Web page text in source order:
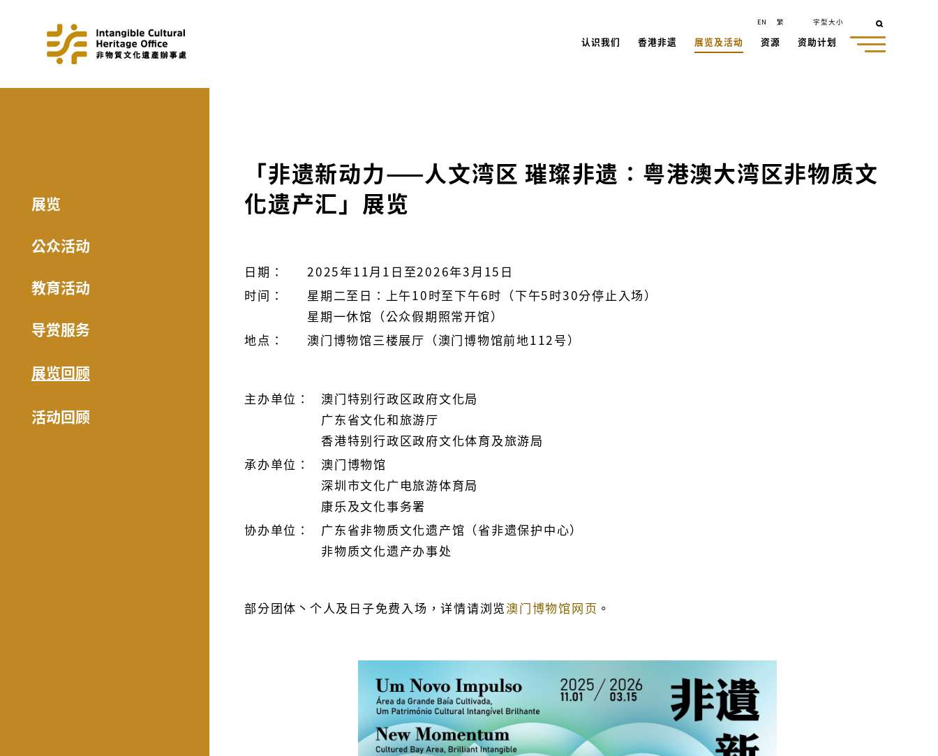
认识我们 香港非遗 展览及活动 资源 资助计划
EN 繁 字型大小
展览
公众活动
教育活动
导赏服务
展览回顾
活动回顾
「非遗新动力——人文湾区 璀璨非遗∶粤港澳大湾区非物质文
化遗产汇」展览
日期：
2025年11月1日至2026年3月15日
时间：
星期二至日：上午10时至下午6时（下午5时30分停止入场）
星期一休馆（公众假期照常开馆）
地点：
澳门博物馆三楼展厅（澳门博物馆前地112号）
主办单位：
澳门特别行政区政府文化局
广东省文化和旅游厅
香港特别行政区政府文化体育及旅游局
承办单位：
澳门博物馆
深圳市文化广电旅游体育局
康乐及文化事务署
协办单位：
广东省非物质文化遗产馆（省非遗保护中心）
非物质文化遗产办事处
部分团体丶个人及日子免费入场，详情请浏览澳门博物馆网页 。